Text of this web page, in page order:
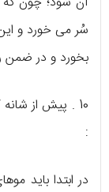
سُر می خورد و
بخورد و در ضمن
10 . پیش از
:
در ابتدا باید